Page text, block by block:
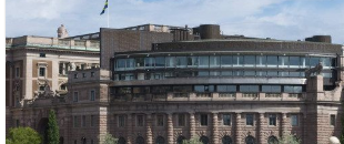
Östhammar